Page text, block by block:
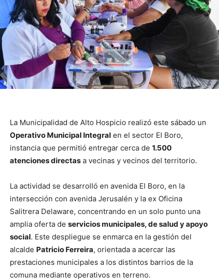
La Municipalidad de Alto Hospicio realizó este sábado un
Operativo Municipal Integral en el sector El Boro,
instancia que permitió entregar cerca de 1.500
atenciones directas a vecinas y vecinos del territorio.
La actividad se desarrolló en avenida El Boro, en la
intersección con avenida Jerusalén y la ex Oficina
Salitrera Delaware, concentrando en un solo punto una
amplia oferta de servicios municipales, de salud y apoyo
social. Este despliegue se enmarca en la gestión del
alcalde Patricio Ferreira, orientada a acercar las
prestaciones municipales a los distintos barrios de la
comuna mediante operativos en terreno.